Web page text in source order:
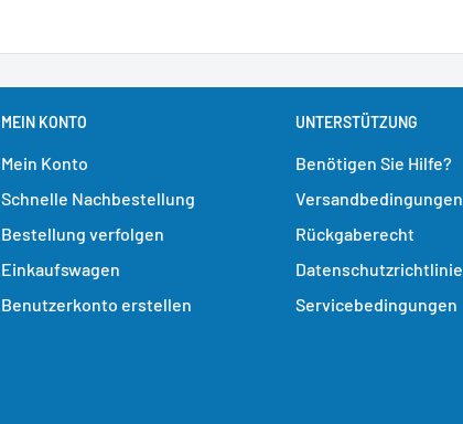
MEIN KONTO
Mein Konto
Schnelle Nachbestellung
Bestellung verfolgen
Einkaufswagen
Benutzerkonto erstellen
UNTERSTÜTZUNG
Benötigen Sie Hilfe?
Versandbedingungen
Rückgaberecht
Datenschutzrichtlinie
Servicebedingungen